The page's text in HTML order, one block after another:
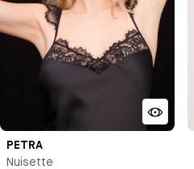
PETRA
Nuisette